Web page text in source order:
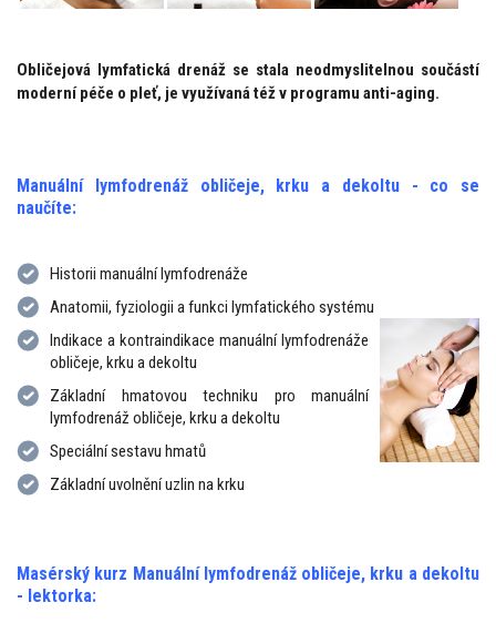
Obličejová lymfatická drenáž se stala neodmyslitelnou součástí
moderní péče o pleť, je využívaná též v programu anti-aging.
Manuální lymfodrenáž obličeje, krku a dekoltu - co se
naučíte:
Historii manuální lymfodrenáže
Anatomii, fyziologii a funkci lymfatického systému
Indikace a kontraindikace manuální lymfodrenáže
obličeje, krku a dekoltu
Základní hmatovou techniku pro manuální
lymfodrenáž obličeje, krku a dekoltu
Speciální sestavu hmatů
Základní uvolnění uzlin na krku
Masérský kurz Manuální lymfodrenáž obličeje, krku a dekoltu
- lektorka: